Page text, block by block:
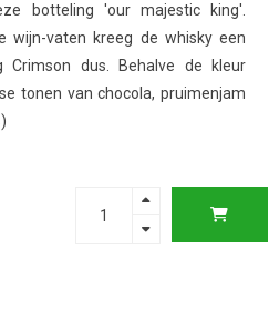
botteling 'our majestic king'.
wijn-vaten kreeg de whisky een
Crimson dus. Behalve de kleur
tonen van chocola, pruimenjam